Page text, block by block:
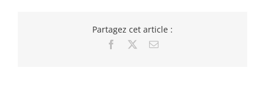
Partagez cet article :
Facebook Email